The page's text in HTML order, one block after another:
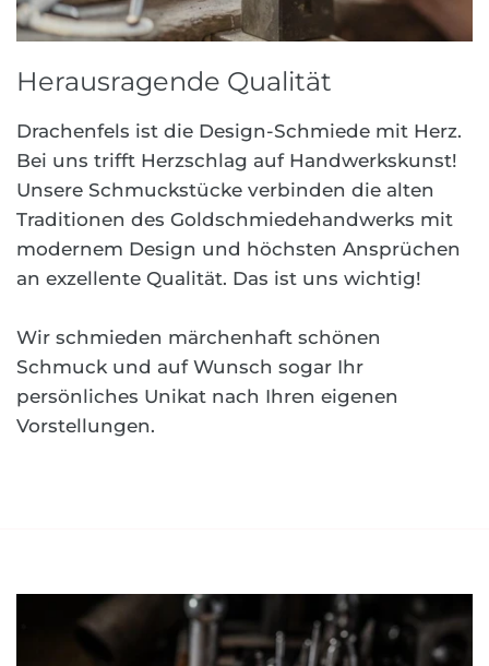
Herausragende Qualität
Drachenfels ist die Design-Schmiede mit Herz.
Bei uns trifft Herzschlag auf Handwerkskunst!
Unsere Schmuckstücke verbinden die alten
Traditionen des Goldschmiedehandwerks mit
modernem Design und höchsten Ansprüchen
an exzellente Qualität. Das ist uns wichtig!
Wir schmieden märchenhaft schönen
Schmuck und auf Wunsch sogar Ihr
persönliches Unikat nach Ihren eigenen
Vorstellungen.